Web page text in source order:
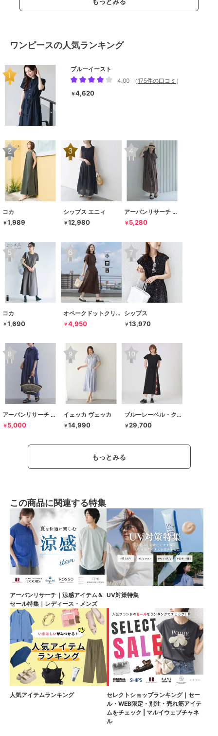
ワンピースの人気ランキング
ブルーイースト
4.00
（ 175件の口コミ ）
￥4,620
コカ
￥1,989
シップス エニィ
￥12,980
アーバンリサーチ サニーレーベル
￥ 5,280
コカ
￥1,690
オペークドットクリップ
￥4,950
シップス
￥13,970
アーバンリサーチ ドアーズ
￥ 5,000
イェッカ ヴェッカ
￥14,990
ブルーレーベル・クレストブリッジ
￥29,700
もっとみる
この商品に関連する特集
アーバンリサーチ｜涼感アイテム＆
セール特集｜レディース・メンズ
UV対策特集
人気アイテムランキング
セレクトショップランキング｜セー
ル・WEB限定・別注・売れ筋アイテ
ムをチェック | マルイウェブチャネ
ル